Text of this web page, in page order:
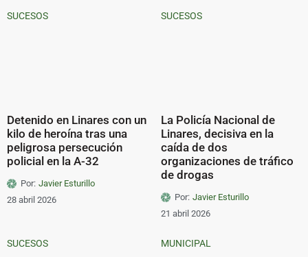
SUCESOS
Detenido en Linares con un
kilo de heroína tras una
peligrosa persecución
policial en la A-32
Por: Javier Esturillo
28 abril 2026
SUCESOS
La Policía Nacional de
Linares, decisiva en la
caída de dos
organizaciones de tráfico
de drogas
Por: Javier Esturillo
21 abril 2026
SUCESOS MUNICIPAL